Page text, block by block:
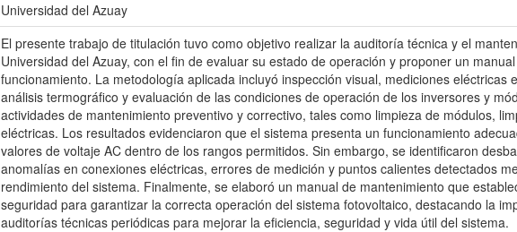
Universidad del Azuay
El presente trabajo de titulación tuvo como objetivo realizar la auditoría técnica y el
Universidad del Azuay, con el fin de evaluar su estado de operación y proponer un
funcionamiento. La metodología aplicada incluyó inspección visual, mediciones
análisis termográfico y evaluación de las condiciones de operación de los inversores y
actividades de mantenimiento preventivo y correctivo, tales como limpieza de módulos,
eléctricas. Los resultados evidenciaron que el sistema presenta un funcionamiento
valores de voltaje AC dentro de los rangos permitidos. Sin embargo, se identificaron
anomalías en conexiones eléctricas, errores de medición y puntos calientes detectados
rendimiento del sistema. Finalmente, se elaboró un manual de mantenimiento que
seguridad para garantizar la correcta operación del sistema fotovoltaico, destacando la
auditorías técnicas periódicas para mejorar la eficiencia, seguridad y vida útil del sistema.